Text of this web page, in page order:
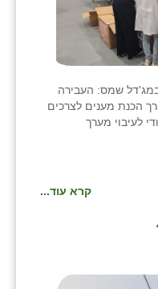
שמס: העבירה
הכנת מענים לצרכים
לעיבוי מערך
קרא עוד...